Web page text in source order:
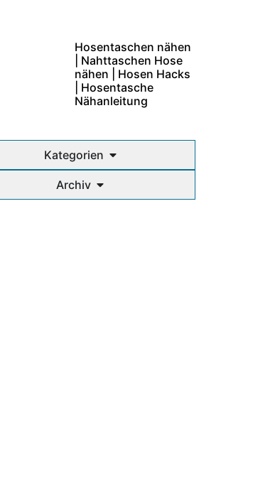
Hosentaschen nähen
| Nahttaschen Hose
nähen | Hosen Hacks
| Hosentasche
Nähanleitung
Kategorien
Archiv